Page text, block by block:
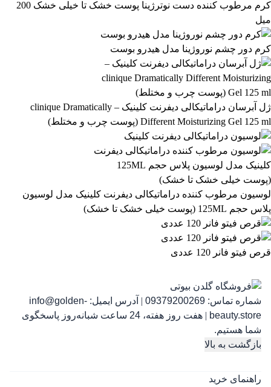
نمایش کالاهای موجود
فیلتر بر اساس برند:
TOCOBO 3
فیلتر بر اساس دسته بندی:
آرایشی و بهداشتی 558 بهداشتی و پوستی
رژ لب مدادی لچیک
کرم مرطوب کننده دست نوترژینا پوست خشک تا خیلی خشک 200
میل
کرم دور چشم نوروژینا مدل هیدرو بوست
ژل آبرسان دراماتیکالی دیفرنت کلینیک – clinique Dramatically
Different Moisturizing Gel 125 ml (پوست چرب و مختلط)
لوسیون مرطوب کننده دراماتیکالی دیفرنت کلینیک مدل لوسیون
پلاس حجم 125ML (پوست خیلی خشک تا خشک)
قرص فیتو فانر 120 عددی
شماره تماس: 09379200269
| آدرس ایمیل: info@golden-
beauty.store
|
هفت روز هفته، 24 ساعت شبانه‌روز پاسخگوی
شما هستیم.
بازگشت به بالا
راهنمای خرید